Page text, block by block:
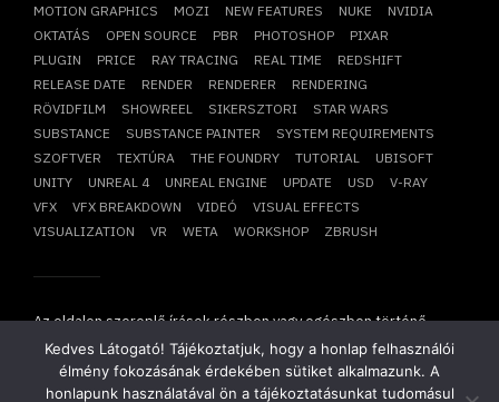
MOTION GRAPHICS
MOZI NEW FEATURES NUKE
NVIDIA
OKTATÁS
OPEN SOURCE PBR PHOTOSHOP
PIXAR
PLUGIN
PRICE RAY TRACING REAL TIME
REDSHIFT
RELEASE DATE
RENDER RENDERER
RENDERING
RÖVIDFILM
SHOWREEL SIKERSZTORI
STAR WARS
SUBSTANCE
SUBSTANCE PAINTER
SYSTEM REQUIREMENTS
SZOFTVER
TEXTÚRA THE FOUNDRY TUTORIAL
UBISOFT
UNITY
UNREAL 4 UNREAL ENGINE UPDATE USD
V-RAY
VFX
VFX BREAKDOWN VIDEÓ
VISUAL EFFECTS
VISUALIZATION
VR WETA WORKSHOP ZBRUSH
Az oldalon szereplő írások részben vagy egészben történő
átvétele, újraközlése csak írásbeli hozzájárulásunkkal
lehetséges!
Copyright © 2014-2026. Minden jog fenntartva.Mesharray Zrt.
Kedves Látogató! Tájékoztatjuk, hogy a honlap felhasználói
élmény fokozásának érdekében sütiket alkalmazunk. A
honlapunk használatával ön a tájékoztatásunkat tudomásul